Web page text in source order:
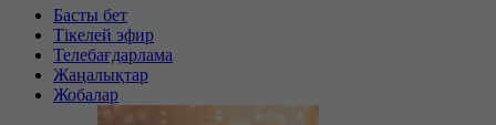
Басты бет
Тікелей эфир
Телебағдарлама
Жаңалықтар
Жобалар